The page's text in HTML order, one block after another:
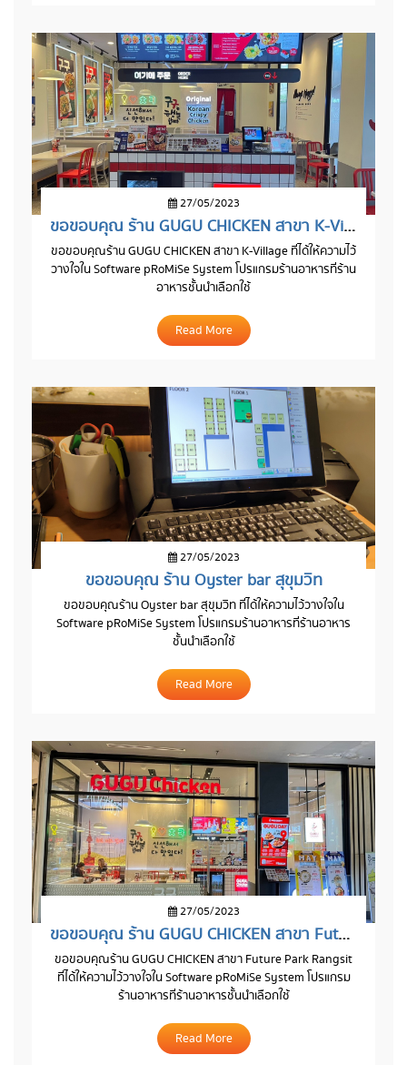
27/05/2023
ขอขอบคุณ ร้าน GUGU CHICKEN สาขา K-Village
ขอขอบคุณร้าน GUGU CHICKEN สาขา K-Village ที่ได้ให้ความไว้
วางใจใน Software pRoMiSe System โปรแกรมร้านอาหารที่ร้าน
อาหารชั้นนำเลือกใช้
Read More
27/05/2023
ขอขอบคุณ ร้าน Oyster bar สุขุมวิท
ขอขอบคุณร้าน Oyster bar สุขุมวิท ที่ได้ให้ความไว้วางใจใน
Software pRoMiSe System โปรแกรมร้านอาหารที่ร้านอาหาร
ชั้นนำเลือกใช้
Read More
27/05/2023
ขอขอบคุณ ร้าน GUGU CHICKEN สาขา Future Park Rangsit
ขอขอบคุณร้าน GUGU CHICKEN สาขา Future Park Rangsit
ที่ได้ให้ความไว้วางใจใน Software pRoMiSe System โปรแกรม
ร้านอาหารที่ร้านอาหารชั้นนำเลือกใช้
Read More